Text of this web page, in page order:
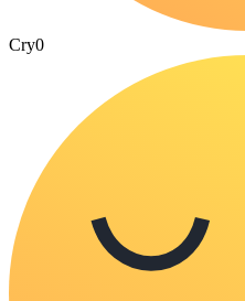
Cry0